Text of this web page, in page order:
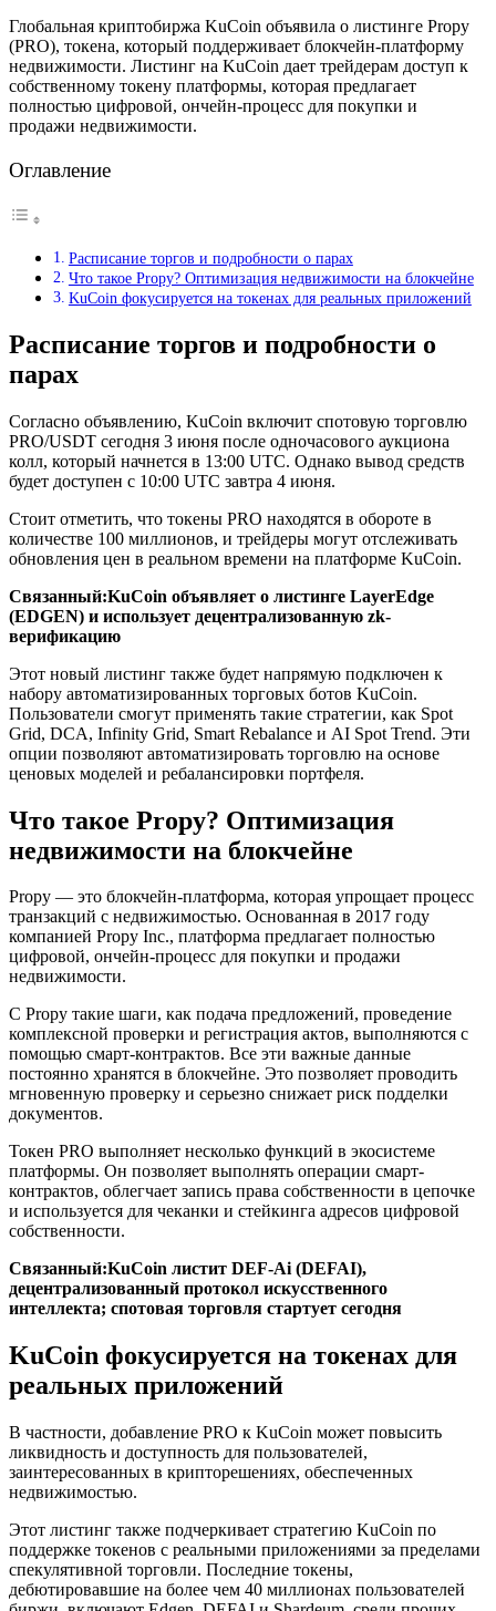
Глобальная криптобиржа KuCoin объявила о листинге Propy
(PRO), токена, который поддерживает блокчейн-платформу
недвижимости. Листинг на KuCoin дает трейдерам доступ к
собственному токену платформы, которая предлагает
полностью цифровой, ончейн-процесс для покупки и
продажи недвижимости.
Оглавление
Расписание торгов и подробности о парах
Что такое Propy? Оптимизация недвижимости на блокчейне
KuCoin фокусируется на токенах для реальных приложений
Расписание торгов и подробности о
парах
Согласно объявлению, KuCoin включит спотовую торговлю
PRO/USDT сегодня 3 июня после одночасового аукциона
колл, который начнется в 13:00 UTC. Однако вывод средств
будет доступен с 10:00 UTC завтра 4 июня.
Стоит отметить, что токены PRO находятся в обороте в
количестве 100 миллионов, и трейдеры могут отслеживать
обновления цен в реальном времени на платформе KuCoin.
Связанный:KuCoin объявляет о листинге LayerEdge
(EDGEN) и использует децентрализованную zk-
верификацию
Этот новый листинг также будет напрямую подключен к
набору автоматизированных торговых ботов KuCoin.
Пользователи смогут применять такие стратегии, как Spot
Grid, DCA, Infinity Grid, Smart Rebalance и AI Spot Trend. Эти
опции позволяют автоматизировать торговлю на основе
ценовых моделей и ребалансировки портфеля.
Что такое Propy? Оптимизация
недвижимости на блокчейне
Propy — это блокчейн-платформа, которая упрощает процесс
транзакций с недвижимостью. Основанная в 2017 году
компанией Propy Inc., платформа предлагает полностью
цифровой, ончейн-процесс для покупки и продажи
недвижимости.
С Propy такие шаги, как подача предложений, проведение
комплексной проверки и регистрация актов, выполняются с
помощью смарт-контрактов. Все эти важные данные
постоянно хранятся в блокчейне. Это позволяет проводить
мгновенную проверку и серьезно снижает риск подделки
документов.
Токен PRO выполняет несколько функций в экосистеме
платформы. Он позволяет выполнять операции смарт-
контрактов, облегчает запись права собственности в цепочке
и используется для чеканки и стейкинга адресов цифровой
собственности.
Связанный:KuCoin листит DEF-Ai (DEFAI),
децентрализованный протокол искусственного
интеллекта; спотовая торговля стартует сегодня
KuCoin фокусируется на токенах для
реальных приложений
В частности, добавление PRO к KuCoin может повысить
ликвидность и доступность для пользователей,
заинтересованных в крипторешениях, обеспеченных
недвижимостью.
Этот листинг также подчеркивает стратегию KuCoin по
поддержке токенов с реальными приложениями за пределами
спекулятивной торговли. Последние токены,
дебютировавшие на более чем 40 миллионах пользователей